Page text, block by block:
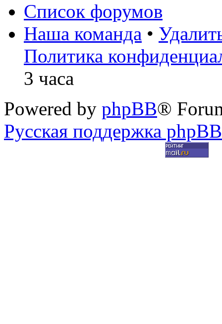
Список форумов
Наша команда •
Политика
3 часа
Powered by phpBB®
Русская поддержка phpBB